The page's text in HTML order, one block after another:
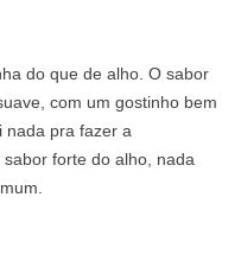
do que de alho. O sabor
com um gostinho bem
nada pra fazer a
forte do alho, nada